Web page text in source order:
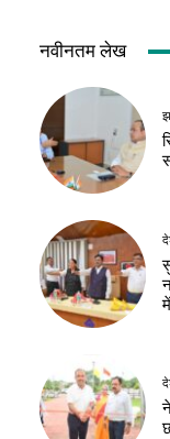
नवीनतम लेख